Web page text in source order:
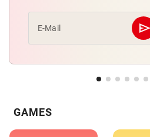
E-Mail send
GAMES